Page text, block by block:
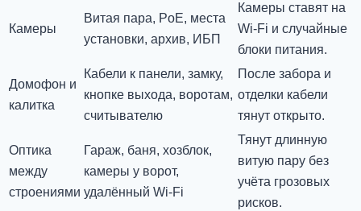
Камеры
Витая пара, PoE, места
установки, архив, ИБП
Камеры ставят на
Wi-Fi и случайные
блоки питания.
Домофон и
калитка
Кабели к панели, замку,
кнопке выхода, воротам,
считывателю
После забора и
отделки кабели
тянут открыто.
Оптика
между
строениями
Гараж, баня, хозблок,
камеры у ворот,
удалённый Wi-Fi
Тянут длинную
витую пару без
учёта грозовых
рисков.